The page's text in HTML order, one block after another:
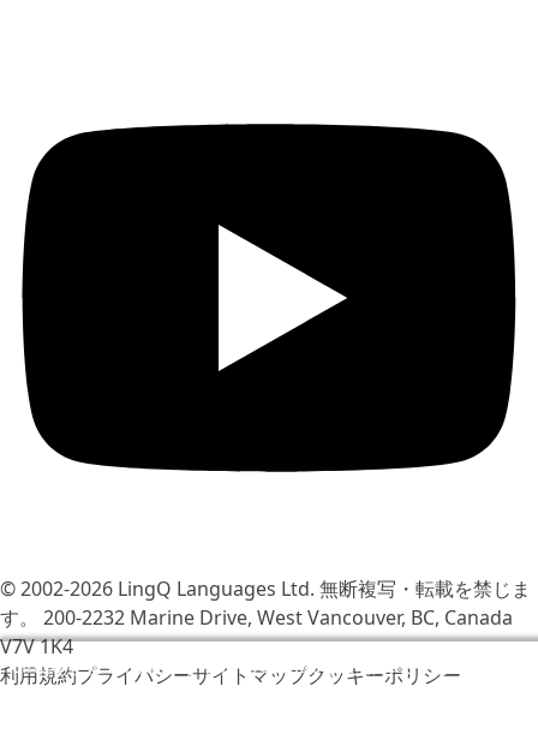
LingQをより快適にするためCookieを使用しています。サ
イトの訪問により同意したと見なされます
© 2002-2026 LingQ Languages Ltd. 無断複写・転載を禁じま
す。 200-2232 Marine Drive, West Vancouver, BC, Canada
V7V 1K4
利用規約プライバシーサイトマップクッキーポリシー